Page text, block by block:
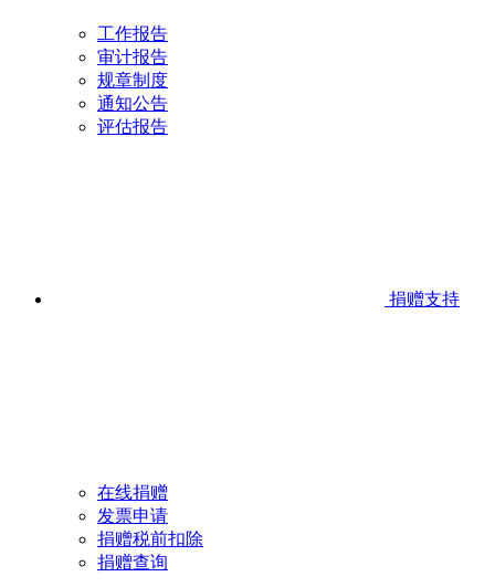
工作报告
审计报告
规章制度
通知公告
评估报告
捐赠支持
在线捐赠
发票申请
捐赠税前扣除
捐赠查询